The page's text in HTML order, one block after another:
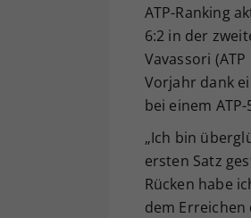
ATP-Ranking
6:2 in der
Vavassori
Vorjahr dank
bei einem
„Ich bin
ersten Satz
Rücken habe
dem Erreichen